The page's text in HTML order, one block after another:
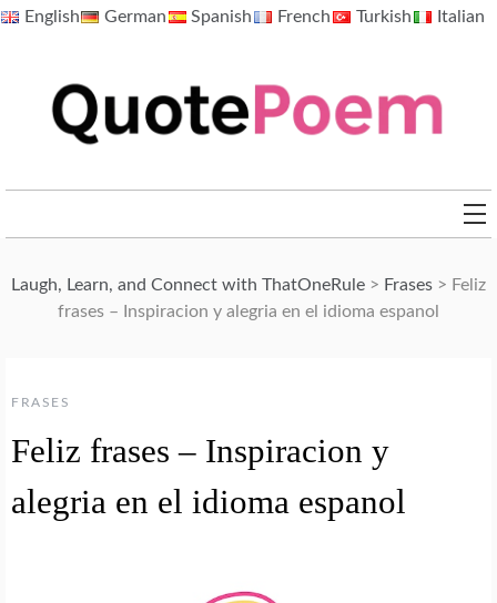
SkipEnglish German Spanish French Turkish Italian
Laugh, Learn, and Connect with ThatOneRule > Frases > Feliz
frases – Inspiracion y alegria en el idioma espanol
FRASES
Feliz frases – Inspiracion y
alegria en el idioma espanol